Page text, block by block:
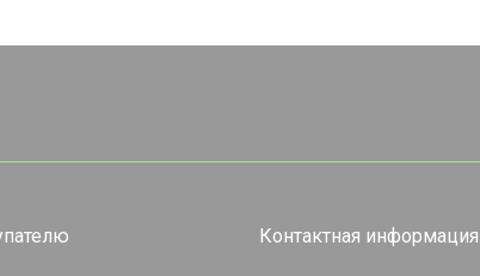
Контактная информация